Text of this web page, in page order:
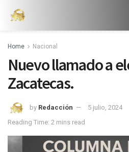
Home Nacional
Nuevo llamado a
Zacatecas.
by Redacción
5 julio, 2024
Reading Time: 2 mins read